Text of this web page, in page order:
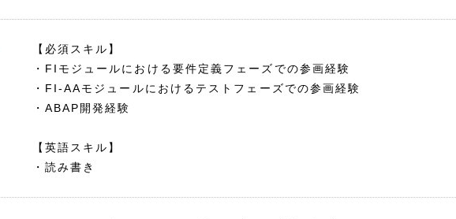
【必須スキル】
・FIモジュールにおける要件定義フェーズでの参画経験
・FI-AAモジュールにおけるテストフェーズでの参画経験
・ABAP開発経験
【英語スキル】
・読み書き